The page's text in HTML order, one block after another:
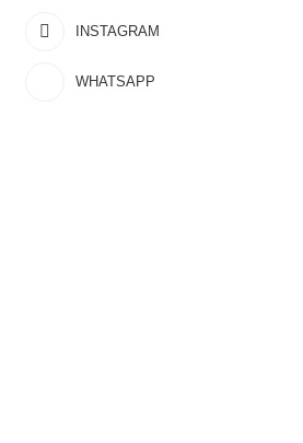
INSTAGRAM
WHATSAPP